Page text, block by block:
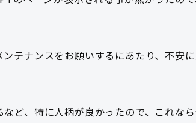
テナンスをお願いするにあたり、不安
ど、特に人柄が良かったので、これな